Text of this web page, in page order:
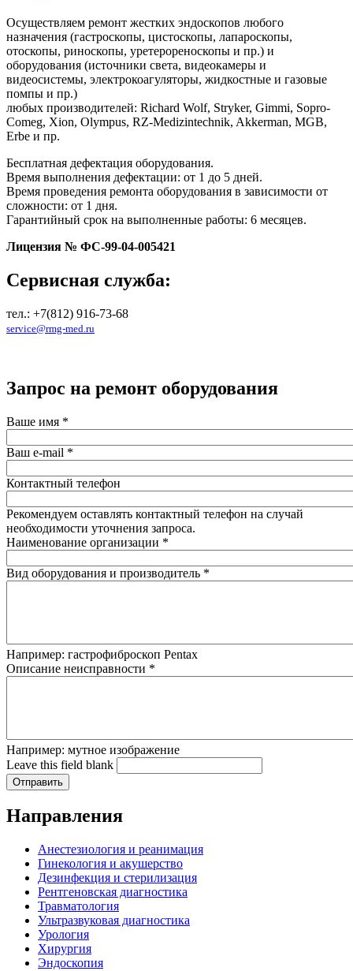
Осуществляем ремонт жестких эндоскопов любого
назначения (гастроскопы, цистоскопы, лапароскопы,
отоскопы, риноскопы, уретерореноскопы и пр.) и
оборудования (источники света, видеокамеры и
видеосистемы, электрокоагуляторы, жидкостные и газовые
помпы и пр.)
любых производителей: Richard Wolf, Stryker, Gimmi, Sopro-
Comeg, Xion, Olympus, RZ-Medizintechnik, Akkerman, MGB,
Erbe и пр.
Бесплатная дефектация оборудования.
Время выполнения дефектации: от 1 до 5 дней.
Время проведения ремонта оборудования в зависимости от
сложности: от 1 дня.
Гарантийный срок на выполненные работы: 6 месяцев.
Лицензия № ФС-99-04-005421
Сервисная служба:
тел.: +7(812) 916-73-68
service@rmg-med.ru
Запрос на ремонт оборудования
Ваше имя *
Ваш e-mail *
Контактный телефон
Рекомендуем оставлять контактный телефон на случай
необходимости уточнения запроса.
Наименование организации *
Вид оборудования и производитель *
Например: гастрофиброскоп Pentax
Описание неисправности *
Например: мутное изображение
Leave this field blank
Направления
Анестезиология и реанимация
Гинекология и акушерство
Дезинфекция и стерилизация
Рентгеновская диагностика
Травматология
Ультразвуковая диагностика
Урология
Хирургия
Эндоскопия